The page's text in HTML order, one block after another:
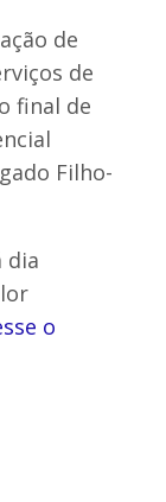
de
de
final de
Filho-
dia
o